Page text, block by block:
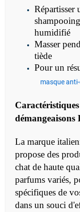
Répartisser
humidifié
Masser
tiède
Pour un
masque
Caractéristiques
La marque
propose des
chat de haute
parfums variés,
spécifiques de
dans un souci